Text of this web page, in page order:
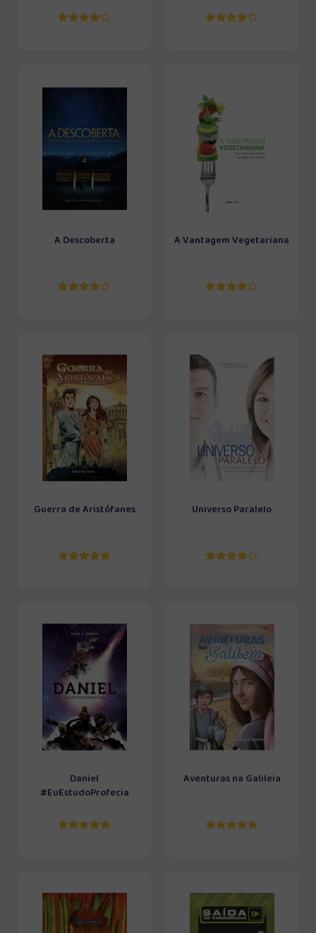
A Descoberta A Vantagem Vegetariana
Guerra de Aristófanes Universo Paralelo
Daniel
#EuEstudoProfecia
Aventuras na Galileia